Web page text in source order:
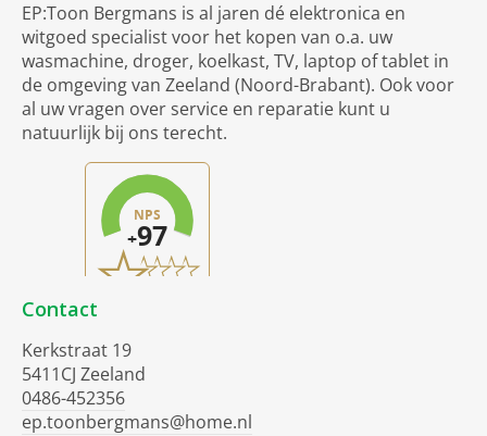
EP:Toon Bergmans is al jaren dé elektronica en
witgoed specialist voor het kopen van o.a. uw
wasmachine, droger, koelkast, TV, laptop of tablet in
de omgeving van Zeeland (Noord-Brabant). Ook voor
al uw vragen over service en reparatie kunt u
natuurlijk bij ons terecht.
Contact
Kerkstraat 19
5411CJ Zeeland
0486-452356
ep.toonbergmans@home.nl